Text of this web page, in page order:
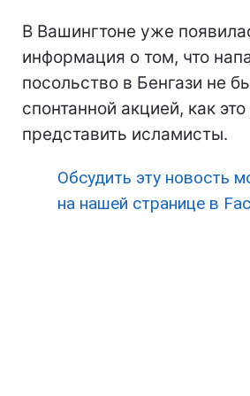
В Вашингтоне уже
информация о том, что
посольство в Бенгази не
спонтанной акцией, как
представить исламисты.
Обсудить эту новость
на нашей странице в